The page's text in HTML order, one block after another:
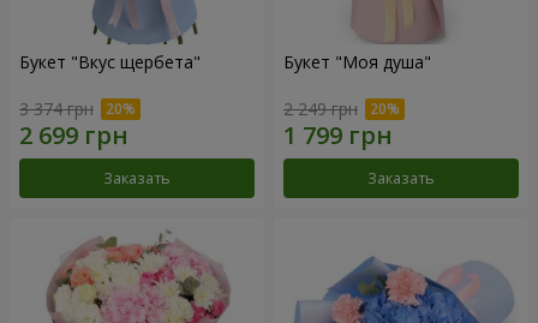
Букет "Вкус щербета"
3 374 грн
Заказать
Букет "Моя душа"
2 249 грн
Заказать